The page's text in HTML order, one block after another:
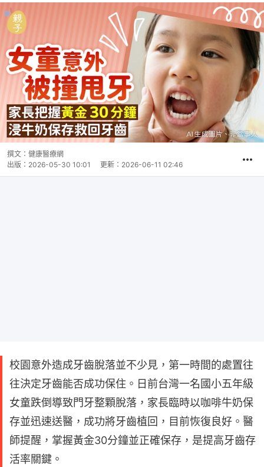
撰文： 健康醫療網
出版： 2026-05-30 10:01 更新： 2026-06-11 02:46
校園意外造成牙齒脫落並不少見，第一時間的處置往
往決定牙齒能否成功保住。日前台灣一名國小五年級
女童跌倒導致門牙整顆脫落，家長臨時以咖啡牛奶保
存並迅速送醫，成功將牙齒植回，目前恢復良好。醫
師提醒，掌握黃金30分鐘並正確保存，是提高牙齒存
活率關鍵。